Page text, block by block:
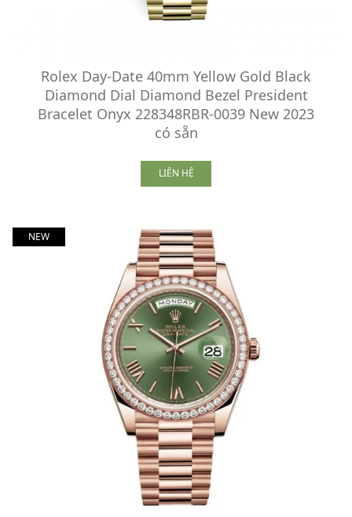
Rolex Day-Date 40mm Yellow Gold Black
Diamond Dial Diamond Bezel President
Bracelet Onyx 228348RBR-0039 New 2023
có sẵn
LIÊN HỆ
NEW